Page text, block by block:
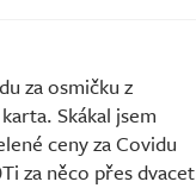
za osmičku z
Skákal jsem
ceny za Covidu
za něco přes dvacet